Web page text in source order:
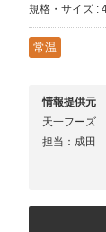
規格・サイズ :
常温
情報提供元
天一フーズ
担当：成田